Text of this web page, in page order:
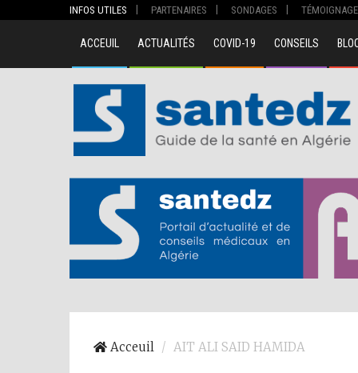
INFOS UTILES PARTENAIRES SONDAGES
ACCEUIL ACTUALITÉS COVID-19 CONSEILS
Acceuil AIT ALI SAID HAMIDA